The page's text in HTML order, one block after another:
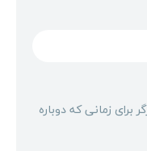
برای زمانی که دوباره